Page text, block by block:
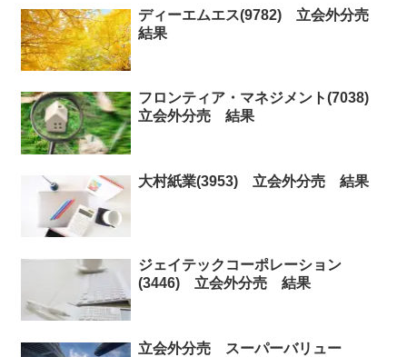
ディーエムエス(9782) 立会外分売
結果
フロンティア・マネジメント(7038)
立会外分売 結果
大村紙業(3953) 立会外分売 結果
ジェイテックコーポレーション
(3446) 立会外分売 結果
立会外分売 スーパーバリュー